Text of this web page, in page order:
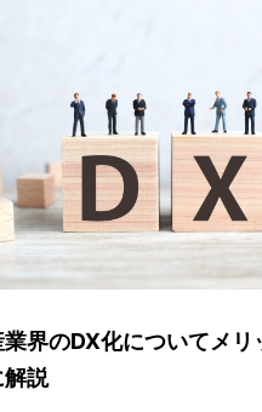
界のDX化についてメリ
解説